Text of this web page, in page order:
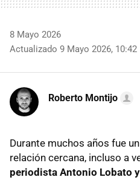
8 Mayo 2026
Actualizado 9 Mayo 2026, 10:42
Roberto Montijo
Durante muchos años fue
relación cercana, incluso a
periodista Antonio Lobato